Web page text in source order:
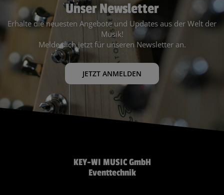
Unser Newsletter
Erhalte die neuesten Angebote und Updates aus der Welt der
Musik!
Melde dich jetzt für unseren Newsletter an.
JETZT ANMELDEN
KEY-WI MUSIC GmbH
Eventtechnik